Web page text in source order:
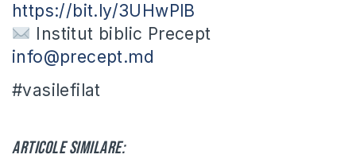
https://bit.ly/3UHwPlB
Institut biblic Precept
info@precept.md
#vasilefilat
Articole similare: